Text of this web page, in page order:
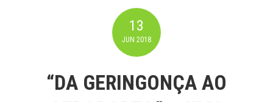
13
JUN 2018
“DA GERINGONÇA AO